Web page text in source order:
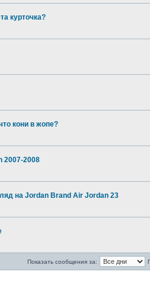
курточка?
кони в жопе?
2007-2008
на Jordan Brand Air Jordan 23
Показать сообщения за: